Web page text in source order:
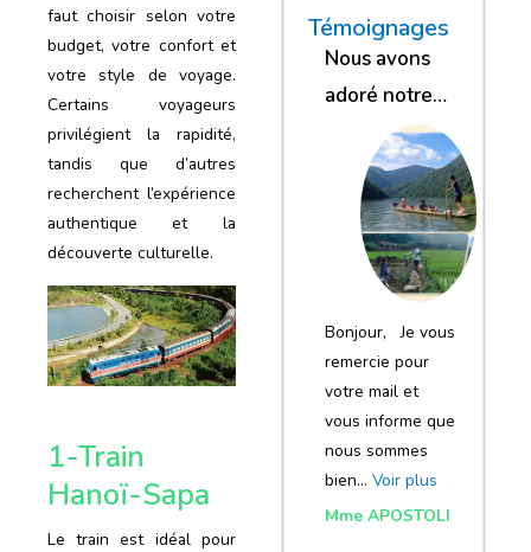
faut choisir selon votre
budget, votre confort et
votre style de voyage.
Certains voyageurs
privilégient la rapidité,
tandis que d’autres
recherchent l’expérience
authentique et la
découverte culturelle.
1-Train
Hanoï-Sapa
Le train est idéal pour
Témoignages
Nous avons
adoré notre
Bonjour, Je vous
remercie pour
votre mail et
vous informe que
nous sommes
bien… Voir plus
« Nous
Mme APOSTOLI
« Nous sommes